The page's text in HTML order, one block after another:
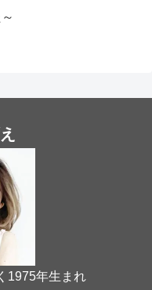
1975年生まれ